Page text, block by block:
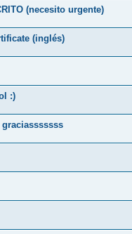
(necesito urgente)
(inglés)
:)